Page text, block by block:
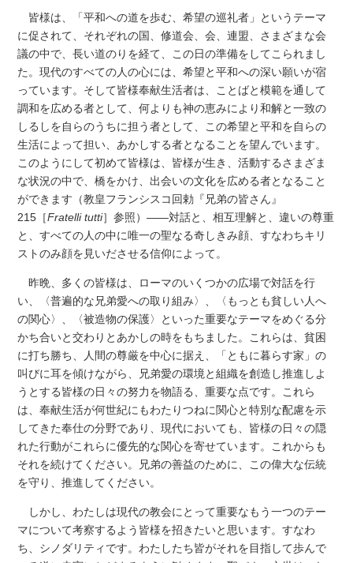
皆様は、「平和への道を歩む、希望の巡礼者」というテーマ
に促されて、それぞれの国、修道会、会、連盟、さまざまな会
議の中で、長い道のりを経て、この日の準備をしてこられまし
た。現代のすべての人の心には、希望と平和への深い願いが宿
っています。そして皆様奉献生活者は、ことばと模範を通して
調和を広める者として、何よりも神の恵みにより和解と一致の
しるしを自らのうちに担う者として、この希望と平和を自らの
生活によって担い、あかしする者となることを望んでいます。
このようにして初めて皆様は、皆様が生き、活動するさまざま
な状況の中で、橋をかけ、出会いの文化を広める者となること
ができます（教皇フランシスコ回勅『兄弟の皆さん』
215［Fratelli tutti］参照）――対話と、相互理解と、違いの尊重
と、すべての人の中に唯一の聖なる奇しきみ顔、すなわちキリ
ストのみ顔を見いださせる信仰によって。
昨晩、多くの皆様は、ローマのいくつかの広場で対話を行
い、〈普遍的な兄弟愛への取り組み〉、〈もっとも貧しい人へ
の関心〉、〈被造物の保護〉といった重要なテーマをめぐる分
かち合いと交わりとあかしの時をもちました。これらは、貧困
に打ち勝ち、人間の尊厳を中心に据え、「ともに暮らす家」の
叫びに耳を傾けながら、兄弟愛の環境と組織を創造し推進しよ
うとする皆様の日々の努力を物語る、重要な点です。これら
は、奉献生活が何世紀にもわたりつねに関心と特別な配慮を示
してきた奉仕の分野であり、現代においても、皆様の日々の隠
れた行動がこれらに優先的な関心を寄せています。これからも
それを続けてください。兄弟の善益のために、この偉大な伝統
を守り、推進してください。
しかし、わたしは現代の教会にとって重要なもう一つのテー
マについて考察するよう皆様を招きたいと思います。すなわ
ち、シノダリティです。わたしたち皆がそれを目指して歩んで